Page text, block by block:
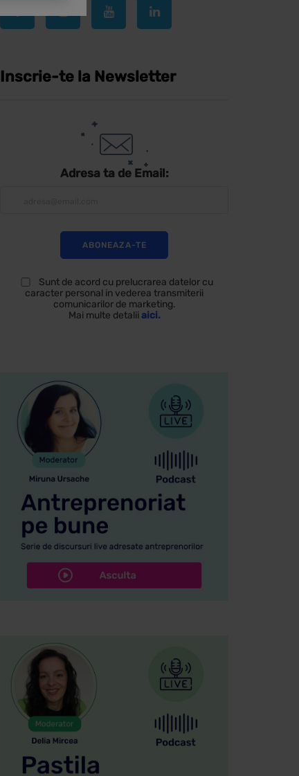
Inscrie-te la Newsletter
Adresa ta de Email:
Sunt de acord cu prelucrarea datelor cu
caracter personal in vederea transmiterii
comunicarilor de marketing.
Mai multe detalii aici.